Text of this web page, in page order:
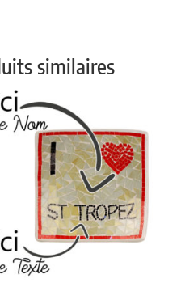
similaires